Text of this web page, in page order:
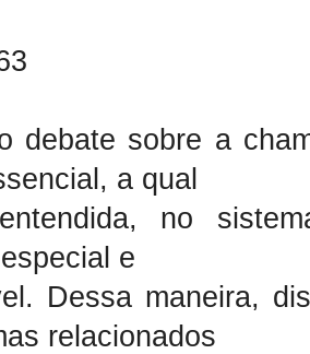
debate sobre a
a qual
no
e
Dessa maneira,
relacionados